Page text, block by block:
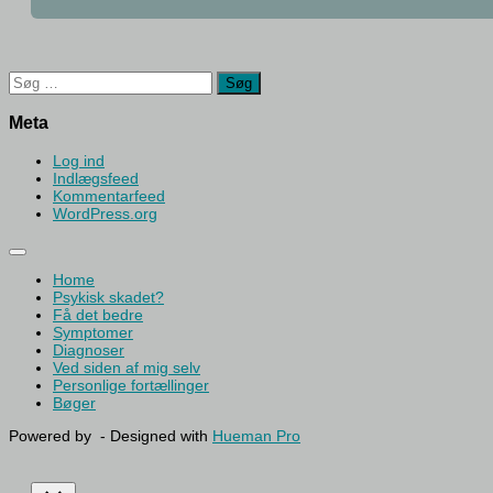
Søg
efter:
Meta
Log ind
Indlægsfeed
Kommentarfeed
WordPress.org
Home
Psykisk skadet?
Få det bedre
Symptomer
Diagnoser
Ved siden af mig selv
Personlige fortællinger
Bøger
Powered by - Designed with Hueman Pro